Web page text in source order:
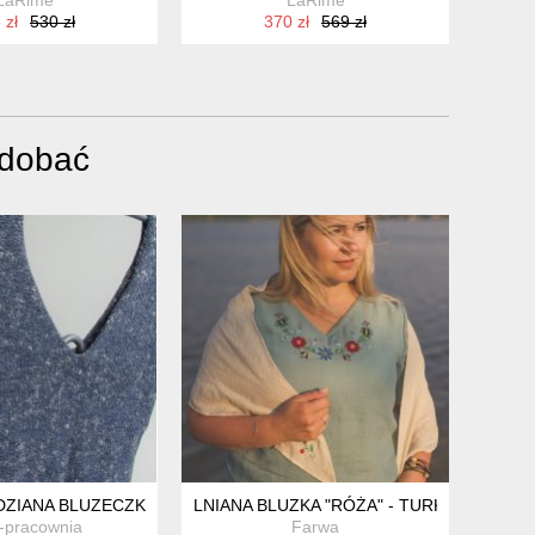
530 zł
370 zł
569 zł
BLUZECZKA
pracownia
LNIANA BLUZKA "RÓŻA" - TURKUS
Farwa